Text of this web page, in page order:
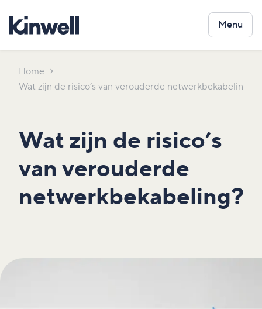
Menu
Home
Wat zijn de risico’s van verouderde netwerkbekabeling?
Wat zijn de risico’s
van verouderde
netwerkbekabeling?